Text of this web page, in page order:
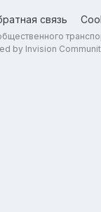
связь
by Invision